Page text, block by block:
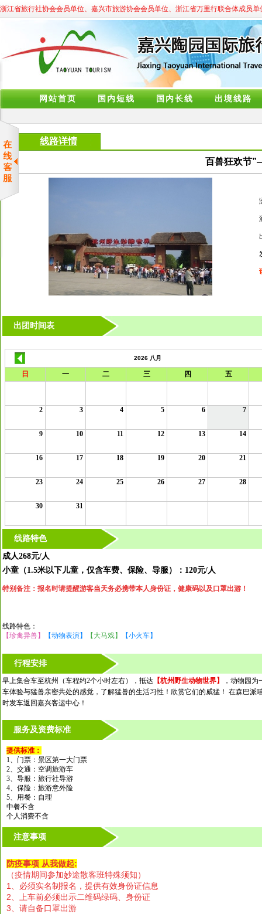
浙江省旅行社协会会员单位、嘉兴市旅游协会会员单位、浙江省万里行联合体成员
网站首页 国内短线 国内长线 出境线路
线路详情
百兽狂欢节
出团时间表
线路特色
成人268元/人
小童（1.5米以下儿童，仅含车费、保险、导服）：120元/人
特别备注：报名时请提醒游客当天务必携带本人身份证，健康码以及口罩出游！
线路特色：
【珍禽异兽】
【动物表演】 【大马戏】 【小火车】
行程安排
早上集合车至杭州（车程约2个小时左右），抵达 【杭州野生动物世界】
，动物园
车体验与猛兽亲密共处的感觉，了解猛兽的生活习性！欣赏它们的威猛！ 在森巴
时发车返回嘉兴客运中心！
服务及资费标准
提供标准：
1、门票：景区第一大门票
2、交通：空调旅游车
3、导服：旅行社导游
4、保险：旅游意外险
5、用餐：自理
中餐不含
个人消费不含
注意事项
防疫事项 从我做起:
（疫情期间参加妙途散客班特殊须知）
1、必须实名制报名，提供有效身份证信息
2、上车前必须出示二维码绿码、身份证
3、请自备口罩出游